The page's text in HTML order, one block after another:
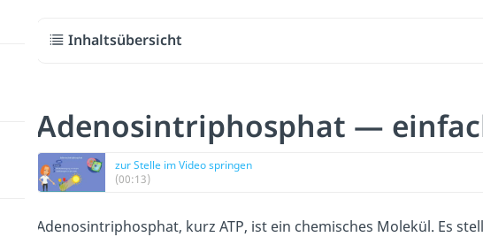
Inhaltsübersicht
Adenosintriphosphat —
zur Stelle im Video springen
(00:13)
Adenosintriphosphat, kurz ATP, ist ein chemisches Molekül. Es